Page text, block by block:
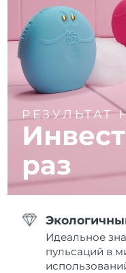
РЕЗУЛЬТАТ
раз
Идеальное
пульсаций в